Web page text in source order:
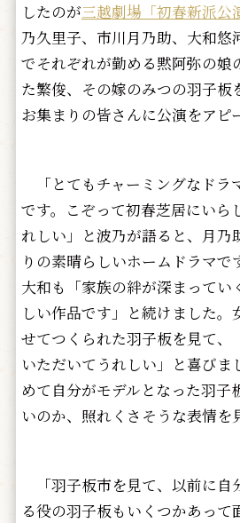
したのが三越劇場「初春新派公
乃久里子、市川月乃助、大和悠
でそれぞれが勤める黙阿弥の娘
た繁俊、その嫁のみつの羽子板
お集まりの皆さんに公演をアピ
「とてもチャーミングなドラ
です。こぞって初春芝居にいら
れしい」と波乃が語ると、月乃
りの素晴らしいホームドラマで
大和も「家族の絆が深まってい
しい作品です」と続けました。
せてつくられた羽子板を見て、
いただいてうれしい」と喜びま
めて自分がモデルとなった羽子
いのか、照れくさそうな表情を
「羽子板市を見て、以前に自
る役の羽子板もいくつかあって